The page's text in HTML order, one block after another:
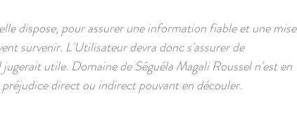
dispose, pour assurer une information fiable et une mise
survenir. L'Utilisateur devra donc s'assurer de
utile. Domaine de Séguéla Magali Roussel n'est en
direct ou indirect pouvant en découler.